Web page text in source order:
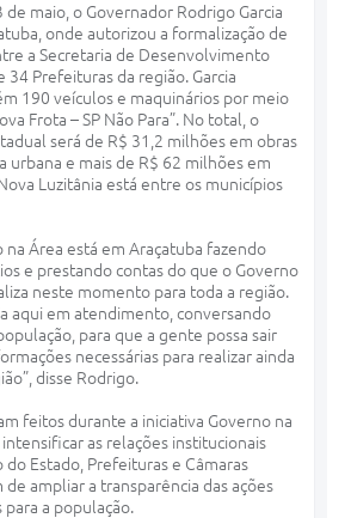
maio, o Governador Rodrigo Garcia
onde autorizou a formalização de
a Secretaria de Desenvolvimento
34 Prefeituras da região. Garcia
190 veículos e maquinários por meio
Frota – SP Não Para”. No total, o
será de R$ 31,2 milhões em obras
urbana e mais de R$ 62 milhões em
Luzitânia está entre os municípios
na Área está em Araçatuba fazendo
e prestando contas do que o Governo
neste momento para toda a região.
aqui em atendimento, conversando
para que a gente possa sair
necessárias para realizar ainda
disse Rodrigo.
feitos durante a iniciativa Governo na
as relações institucionais
Estado, Prefeituras e Câmaras
de ampliar a transparência das ações
a população.